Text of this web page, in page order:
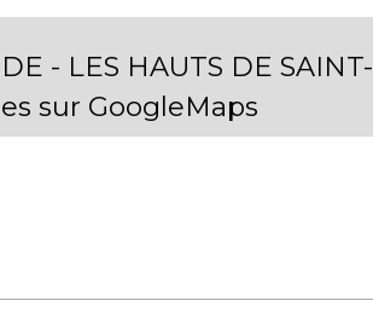
- LES HAUTS DE SAINT-
sur GoogleMaps